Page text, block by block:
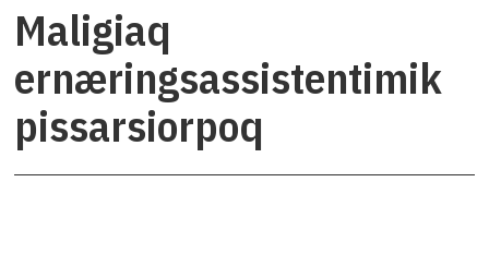
Maligiaq
ernæringsassistentimik
pissarsiorpoq